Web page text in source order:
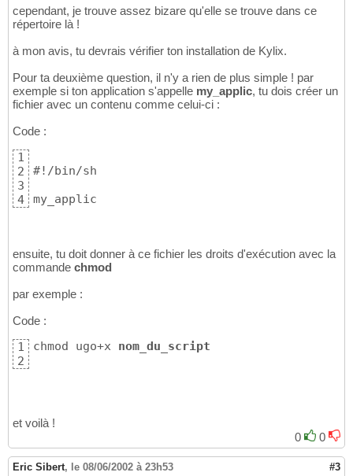
cependant, je trouve assez bizare qu'elle se trouve dans ce
répertoire là !
à mon avis, tu devrais vérifier ton installation de Kylix.
Pour ta deuxième question, il n'y a rien de plus simple ! par
exemple si ton application s'appelle my_applic, tu dois créer un
fichier avec un contenu comme celui-ci :
Code :
1
2
3
4
#!/bin/sh
my_applic
ensuite, tu doit donner à ce fichier les droits d'exécution avec la
commande chmod
par exemple :
Code :
1
2
chmod ugo+x nom_du_script
et voilà !
0
0
Eric Sibert, le 08/06/2002 à 23h53 #3